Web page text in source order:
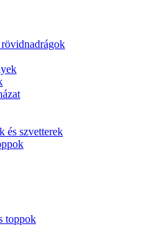
és szvetterek
toppok